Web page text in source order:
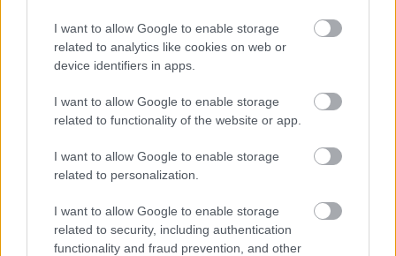
I want to allow Google to enable storage
related to analytics like cookies on web or
device identifiers in apps.
I want to allow Google to enable storage
related to functionality of the website or app.
I want to allow Google to enable storage
related to personalization.
I want to allow Google to enable storage
related to security, including authentication
functionality and fraud prevention, and other
Danics Dóra fekete estélyiben
Jön még kép!